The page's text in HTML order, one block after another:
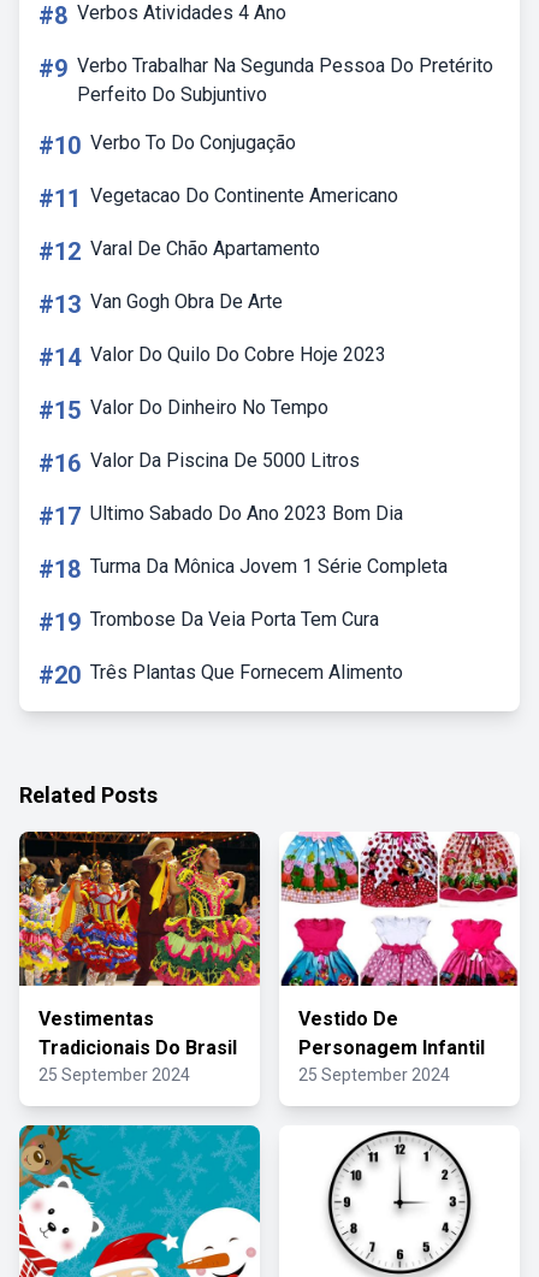
#8 Verbos Atividades 4 Ano
#9 Verbo Trabalhar Na Segunda Pessoa Do Pretérito
Perfeito Do Subjuntivo
#10 Verbo To Do Conjugação
#11 Vegetacao Do Continente Americano
#12 Varal De Chão Apartamento
#13 Van Gogh Obra De Arte
#14 Valor Do Quilo Do Cobre Hoje 2023
#15 Valor Do Dinheiro No Tempo
#16 Valor Da Piscina De 5000 Litros
#17 Ultimo Sabado Do Ano 2023 Bom Dia
#18 Turma Da Mônica Jovem 1 Série Completa
#19 Trombose Da Veia Porta Tem Cura
#20 Três Plantas Que Fornecem Alimento
Related Posts
Vestimentas
Tradicionais Do Brasil
25 September 2024
Vestido De
Personagem Infantil
25 September 2024